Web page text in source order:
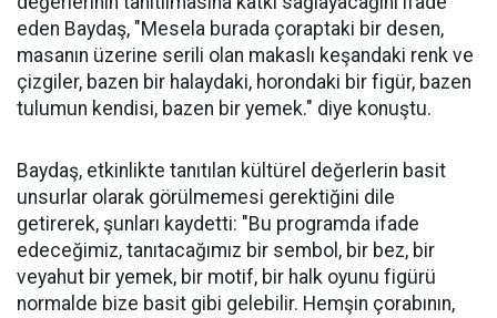
eden Baydaş, "Mesela burada çoraptaki bir desen,
masanın üzerine serili olan makaslı keşandaki renk ve
çizgiler, bazen bir halaydaki, horondaki bir figür, bazen
tulumun kendisi, bazen bir yemek." diye konuştu.
Baydaş, etkinlikte tanıtılan kültürel değerlerin basit
unsurlar olarak görülmemesi gerektiğini dile
getirerek, şunları kaydetti: "Bu programda ifade
edeceğimiz, tanıtacağımız bir sembol, bir bez, bir
veyahut bir yemek, bir motif, bir halk oyunu figürü
normalde bize basit gibi gelebilir. Hemşin çorabının,